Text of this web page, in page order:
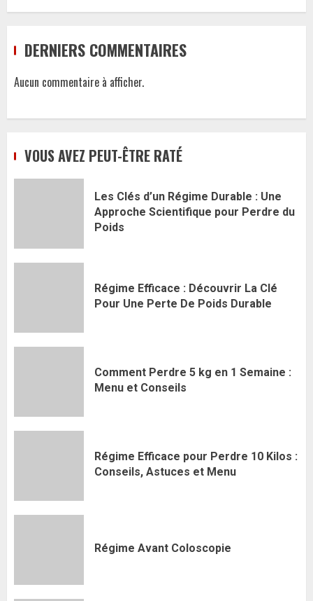
DERNIERS COMMENTAIRES
Aucun commentaire à afficher.
VOUS AVEZ PEUT-ÊTRE RATÉ
Les Clés d’un Régime Durable : Une
Approche Scientifique pour Perdre du
Poids
Régime Efficace : Découvrir La Clé
Pour Une Perte De Poids Durable
Comment Perdre 5 kg en 1 Semaine :
Menu et Conseils
Régime Efficace pour Perdre 10 Kilos :
Conseils, Astuces et Menu
Régime Avant Coloscopie